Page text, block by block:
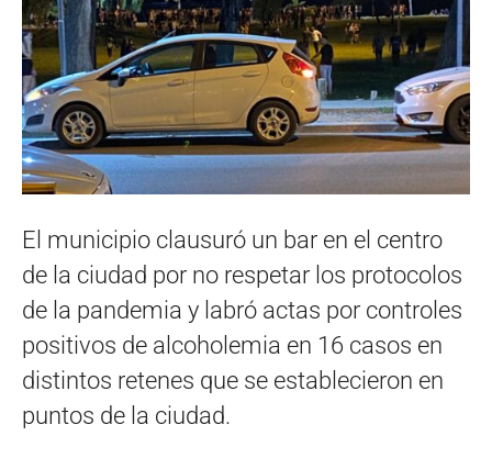
El municipio clausuró un bar en el centro
de la ciudad por no respetar los protocolos
de la pandemia y labró actas por controles
positivos de alcoholemia en 16 casos en
distintos retenes que se establecieron en
puntos de la ciudad.